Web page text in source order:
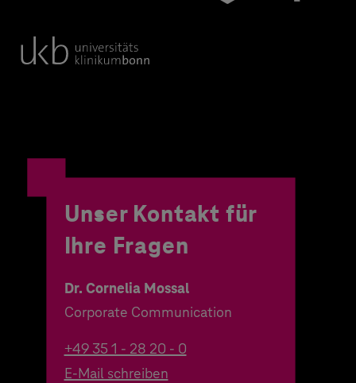
Unser Kontakt für
Ihre Fragen
Dr. Cornelia Mossal
Corporate Communication
+49 35 1 - 28 20 - 0
E-Mail schreiben